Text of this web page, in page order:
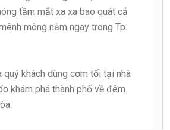
tầm mắt xa xa bao quát cả
mông nằm ngay trong Tp.
quý khách dùng cơm tối tại nhà
khám phá thành phố về đêm.